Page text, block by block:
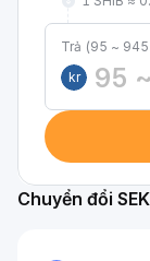
Trả (95 ~
kr
Chuyển đổi